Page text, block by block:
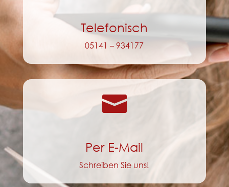
Telefonisch
05141 – 934177

Per E-Mail
Schreiben Sie uns!